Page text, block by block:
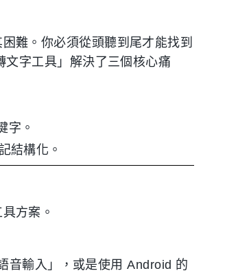
難。你必須從頭聽到尾才能找到
字工具」解決了三個核心痛
字。
結構化。
方案。
音輸入」，或是使用 Android 的